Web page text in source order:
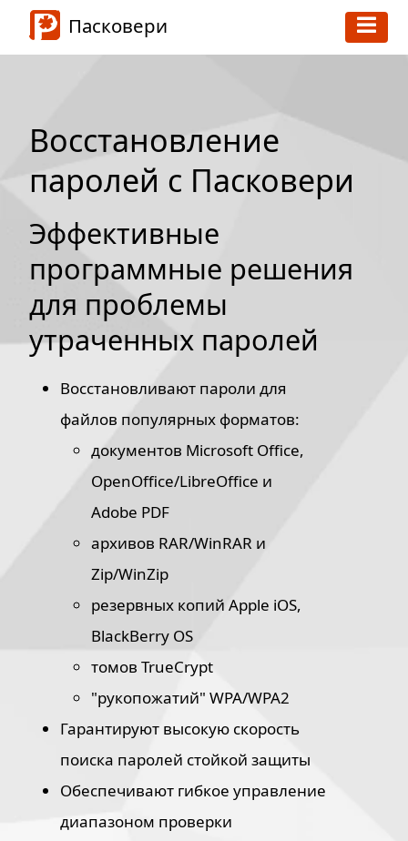
Пасковери
Восстановление
паролей с Пасковери
Эффективные
программные решения
для проблемы
утраченных паролей
Восстановливают пароли для
файлов популярных форматов:
документов Microsoft Office,
OpenOffice/LibreOffice и
Adobe PDF
архивов RAR/WinRAR и
Zip/WinZip
резервных копий Apple iOS,
BlackBerry OS
томов TrueCrypt
"рукопожатий" WPA/WPA2
Гарантируют высокую скорость
поиска паролей стойкой защиты
Обеспечивают гибкое управление
диапазоном проверки